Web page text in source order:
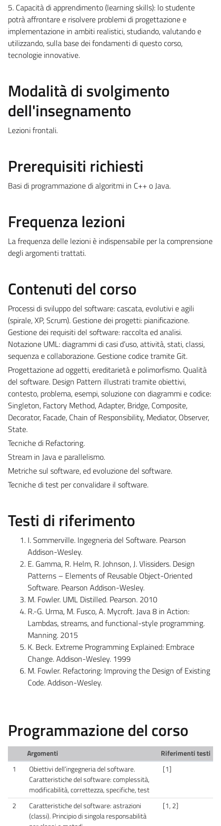
5. Capacità di apprendimento (learning skills): lo studente
potrà affrontare e risolvere problemi di progettazione e
implementazione in ambiti realistici, studiando, valutando e
utilizzando, sulla base dei fondamenti di questo corso,
tecnologie innovative.
Modalità di svolgimento
dell'insegnamento
Lezioni frontali.
Prerequisiti richiesti
Basi di programmazione di algoritmi in C++ o Java.
Frequenza lezioni
La frequenza delle lezioni è indispensabile per la comprensione
degli argomenti trattati.
Contenuti del corso
Processi di sviluppo del software: cascata, evolutivi e agili
(spirale, XP, Scrum). Gestione dei progetti: pianificazione.
Gestione dei requisiti del software: raccolta ed analisi.
Notazione UML: diagrammi di casi d’uso, attività, stati, classi,
sequenza e collaborazione. Gestione codice tramite Git.
Progettazione ad oggetti, ereditarietà e polimorfismo. Qualità
del software. Design Pattern illustrati tramite obiettivi,
contesto, problema, esempi, soluzione con diagrammi e codice:
Singleton, Factory Method, Adapter, Bridge, Composite,
Decorator, Facade, Chain of Responsibility, Mediator, Observer,
State.
Tecniche di Refactoring.
Stream in Java e parallelismo.
Metriche sul software, ed evoluzione del software.
Tecniche di test per convalidare il software.
Testi di riferimento
I. Sommerville. Ingegneria del Software. Pearson
Addison-Wesley.
E. Gamma, R. Helm, R. Johnson, J. Vlissiders. Design
Patterns – Elements of Reusable Object-Oriented
Software. Pearson Addison-Wesley.
M. Fowler. UML Distilled. Pearson. 2010
R.-G. Urma, M. Fusco, A. Mycroft. Java 8 in Action:
Lambdas, streams, and functional-style programming.
Manning. 2015
K. Beck. Extreme Programming Explained: Embrace
Change. Addison-Wesley. 1999
M. Fowler. Refactoring: Improving the Design of Existing
Code. Addison-Wesley.
Programmazione del corso
Argomenti
Riferimenti testi
1
Obiettivi dell’ingegneria del software.
Caratteristiche del software: complessità,
modificabilità, correttezza, specifiche, test
[1]
2
Caratteristiche del software: astrazioni
(classi). Principio di singola responsabilità
[1, 2]